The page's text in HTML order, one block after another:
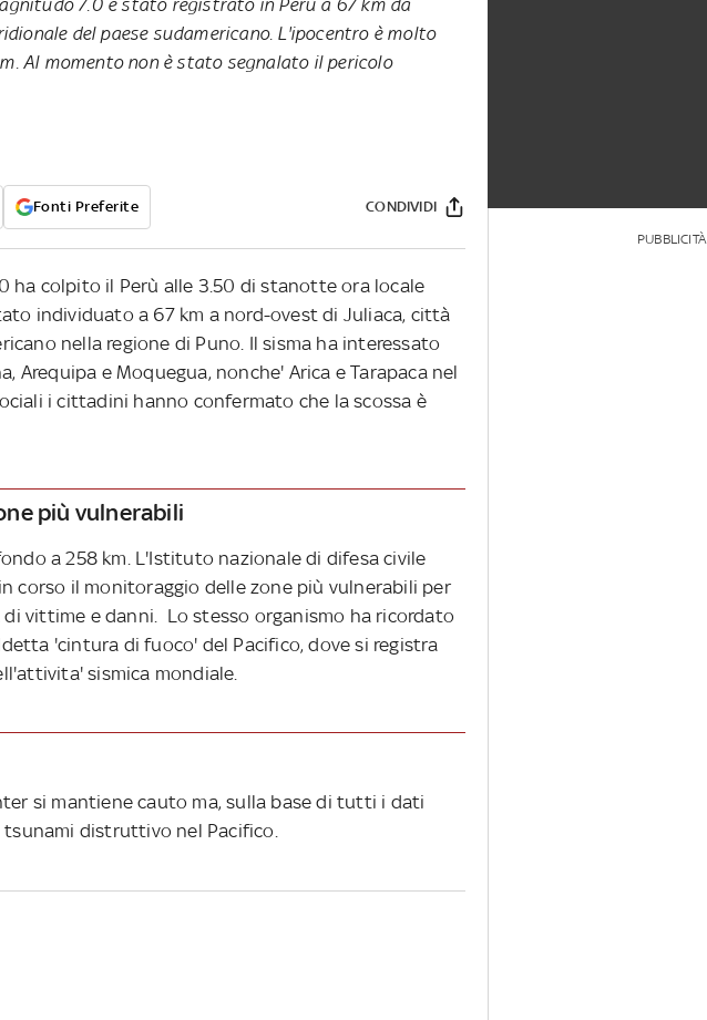
7.0 è stato registrato in Perù a 67 km da
del paese sudamericano. L'ipocentro è molto
Al momento non è stato segnalato il pericolo
Fonti Preferite CONDIVIDI
ha colpito il Perù alle 3.50 di stanotte ora locale
individuato a 67 km a nord-ovest di Juliaca, città
nella regione di Puno. Il sisma ha interessato
Arequipa e Moquegua, nonche' Arica e Tarapaca nel
i cittadini hanno confermato che la scossa è
più vulnerabili
a 258 km. L'Istituto nazionale di difesa civile
corso il monitoraggio delle zone più vulnerabili per
vittime e danni. Lo stesso organismo ha ricordato
'cintura di fuoco' del Pacifico, dove si registra
sismica mondiale.
si mantiene cauto ma, sulla base di tutti i dati
distruttivo nel Pacifico.
PUBBLICITÀ